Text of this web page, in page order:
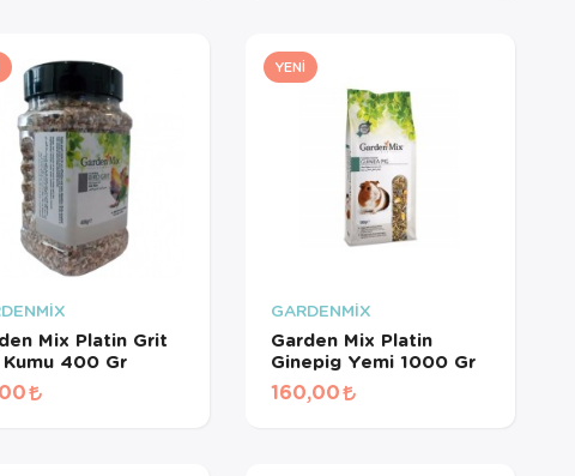
Mix Platin Grit
Kumu 400 Gr
YENI
GARDENMİX
Garden Mix Platin
Ginepig Yemi 1000 Gr
160,00